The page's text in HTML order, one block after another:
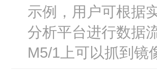
示例，用户可根据
分析平台进行数据
M5/1上可以抓到镜